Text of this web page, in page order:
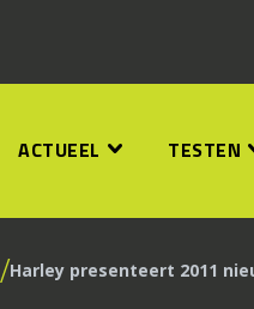
ACTUEEL TESTEN
/Harley presenteert 2011